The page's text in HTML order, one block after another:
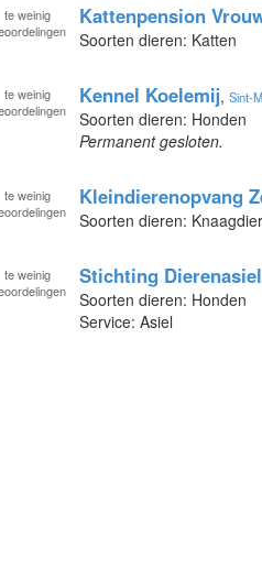
te weinig
Kattenpension
Soorten dieren: Katten
te weinig
Kennel Koelemij, Sint-
Soorten dieren: Honden
Permanent gesloten.
te weinig
Kleindierenopvang
Soorten dieren:
te weinig
Stichting
Soorten dieren: Honden
Service: Asiel